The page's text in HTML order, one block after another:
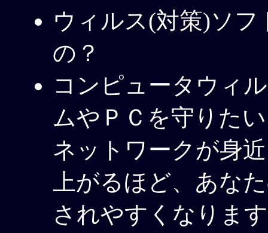
ウィルス(対策)ソ
の？
コンピュータウィ
ムやＰＣを守りたい
ネットワークが身
上がるほど、あな
されやすくなりま